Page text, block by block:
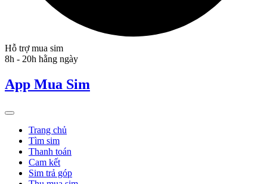
Hỗ trợ mua sim
8h - 20h hằng ngày
App Mua Sim
Trang chủ
Tìm sim
Thanh toán
Cam kết
Sim trả góp